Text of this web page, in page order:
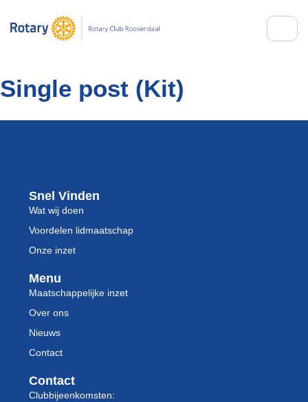
Single post (Kit)
Snel Vinden
Wat wij doen
Voordelen lidmaatschap
Onze inzet
Menu
Maatschappelijke inzet
Over ons
Nieuws
Contact
Contact
Clubbijeenkomsten: